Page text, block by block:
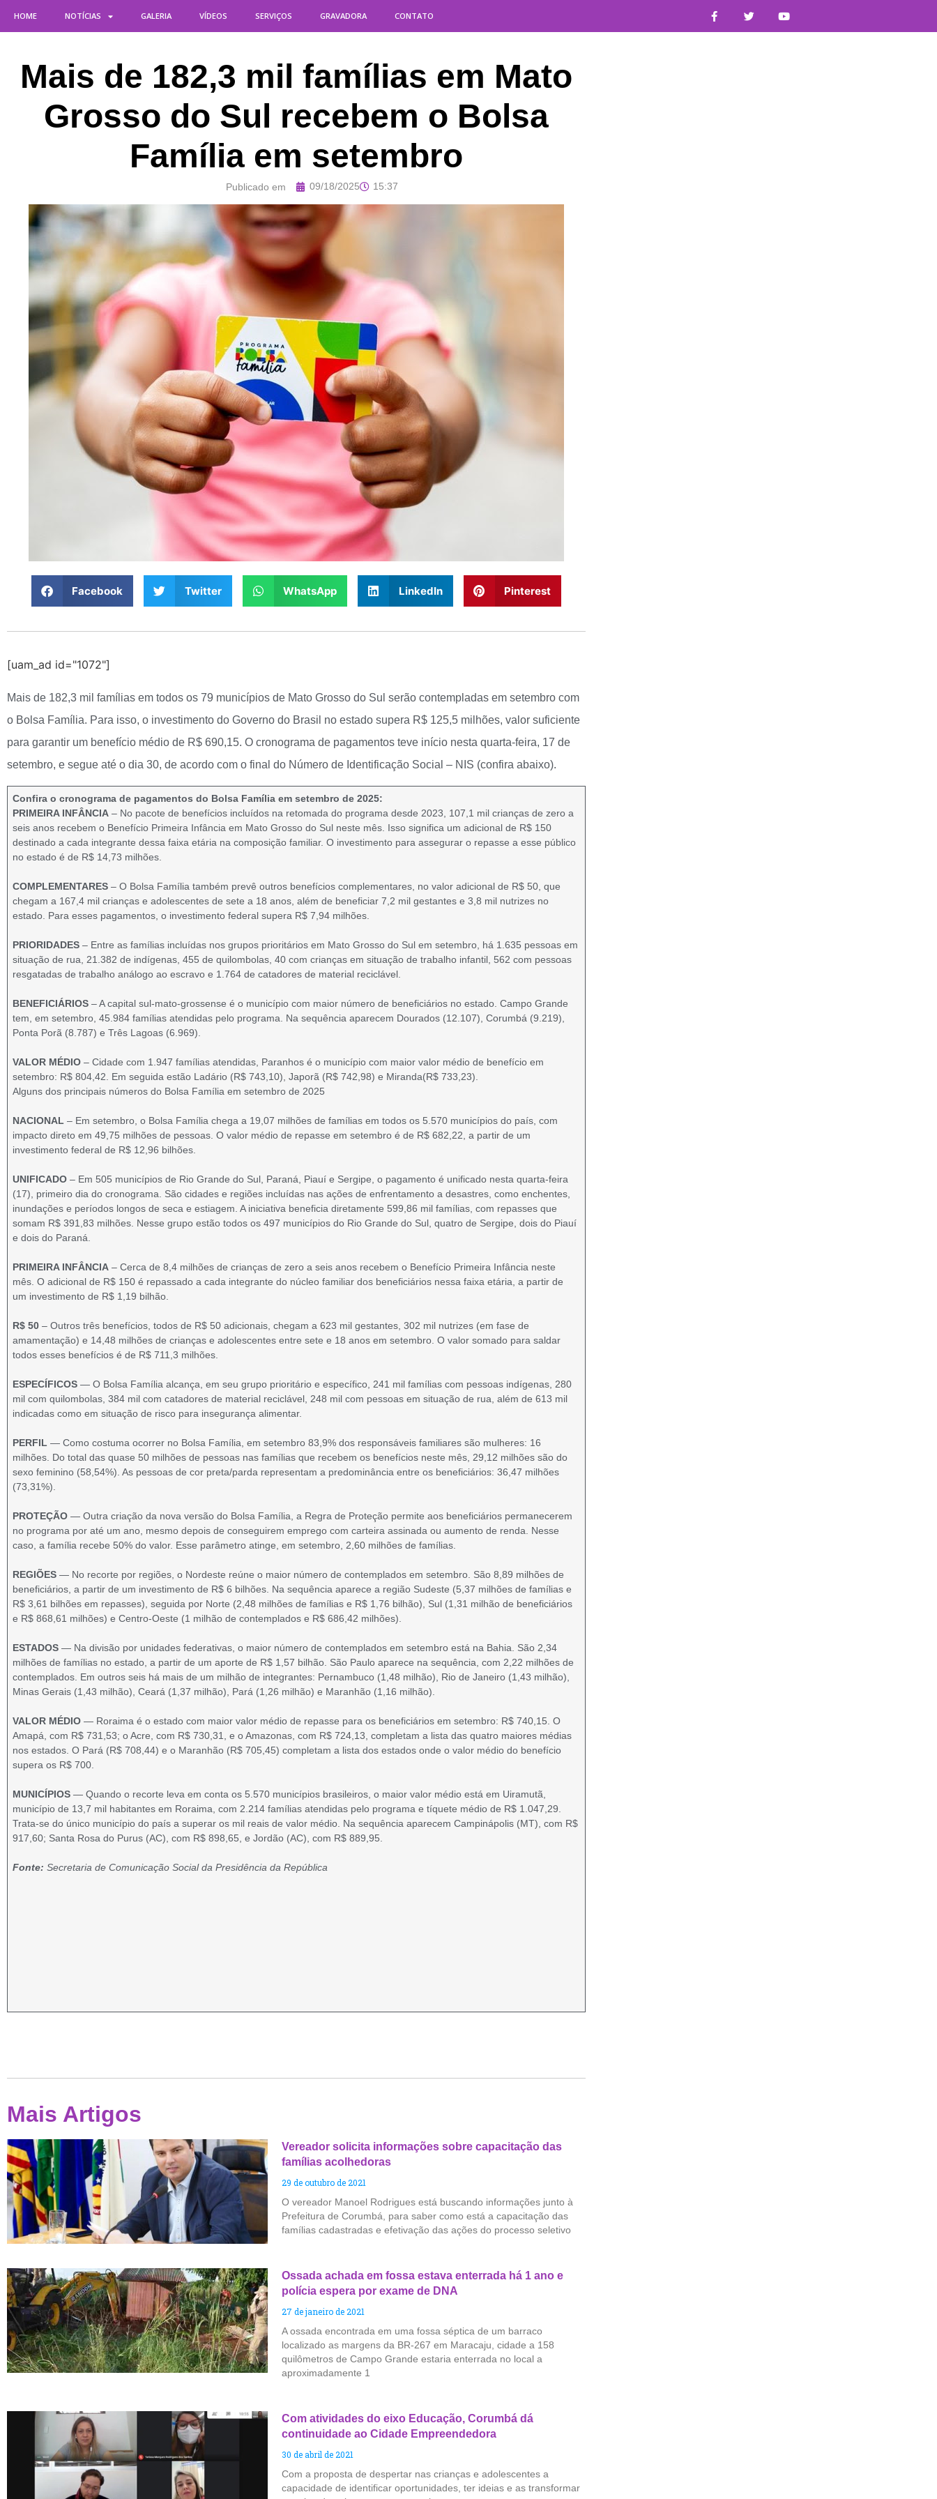
HOME NOTÍCIAS GALERIA VÍDEOS SERVIÇOS GRAVADORA CONTATO
Mais de 182,3 mil famílias em Mato
Grosso do Sul recebem o Bolsa
Família em setembro
Publicado em 09/18/2025 15:37
Facebook Twitter WhatsApp LinkedIn Pinterest
[uam_ad id="1072"]
Mais de 182,3 mil famílias em todos os 79 municípios de Mato Grosso do Sul serão contempladas em setembro com
o Bolsa Família. Para isso, o investimento do Governo do Brasil no estado supera R$ 125,5 milhões, valor suficiente
para garantir um benefício médio de R$ 690,15. O cronograma de pagamentos teve início nesta quarta-feira, 17 de
setembro, e segue até o dia 30, de acordo com o final do Número de Identificação Social – NIS (confira abaixo).
Confira o cronograma de pagamentos do Bolsa Família em setembro de 2025:
PRIMEIRA INFÂNCIA – No pacote de benefícios incluídos na retomada do programa desde 2023, 107,1 mil crianças de zero a
seis anos recebem o Benefício Primeira Infância em Mato Grosso do Sul neste mês. Isso significa um adicional de R$ 150
destinado a cada integrante dessa faixa etária na composição familiar. O investimento para assegurar o repasse a esse público
no estado é de R$ 14,73 milhões.
COMPLEMENTARES – O Bolsa Família também prevê outros benefícios complementares, no valor adicional de R$ 50, que
chegam a 167,4 mil crianças e adolescentes de sete a 18 anos, além de beneficiar 7,2 mil gestantes e 3,8 mil nutrizes no
estado. Para esses pagamentos, o investimento federal supera R$ 7,94 milhões.
PRIORIDADES – Entre as famílias incluídas nos grupos prioritários em Mato Grosso do Sul em setembro, há 1.635 pessoas em
situação de rua, 21.382 de indígenas, 455 de quilombolas, 40 com crianças em situação de trabalho infantil, 562 com pessoas
resgatadas de trabalho análogo ao escravo e 1.764 de catadores de material reciclável.
BENEFICIÁRIOS – A capital sul-mato-grossense é o município com maior número de beneficiários no estado. Campo Grande
tem, em setembro, 45.984 famílias atendidas pelo programa. Na sequência aparecem Dourados (12.107), Corumbá (9.219),
Ponta Porã (8.787) e Três Lagoas (6.969).
VALOR MÉDIO – Cidade com 1.947 famílias atendidas, Paranhos é o município com maior valor médio de benefício em
setembro: R$ 804,42. Em seguida estão Ladário (R$ 743,10), Japorã (R$ 742,98) e Miranda(R$ 733,23).
Alguns dos principais números do Bolsa Família em setembro de 2025
NACIONAL – Em setembro, o Bolsa Família chega a 19,07 milhões de famílias em todos os 5.570 municípios do país, com
impacto direto em 49,75 milhões de pessoas. O valor médio de repasse em setembro é de R$ 682,22, a partir de um
investimento federal de R$ 12,96 bilhões.
UNIFICADO – Em 505 municípios de Rio Grande do Sul, Paraná, Piauí e Sergipe, o pagamento é unificado nesta quarta-feira
(17), primeiro dia do cronograma. São cidades e regiões incluídas nas ações de enfrentamento a desastres, como enchentes,
inundações e períodos longos de seca e estiagem. A iniciativa beneficia diretamente 599,86 mil famílias, com repasses que
somam R$ 391,83 milhões. Nesse grupo estão todos os 497 municípios do Rio Grande do Sul, quatro de Sergipe, dois do Piauí
e dois do Paraná.
PRIMEIRA INFÂNCIA – Cerca de 8,4 milhões de crianças de zero a seis anos recebem o Benefício Primeira Infância neste
mês. O adicional de R$ 150 é repassado a cada integrante do núcleo familiar dos beneficiários nessa faixa etária, a partir de
um investimento de R$ 1,19 bilhão.
R$ 50 – Outros três benefícios, todos de R$ 50 adicionais, chegam a 623 mil gestantes, 302 mil nutrizes (em fase de
amamentação) e 14,48 milhões de crianças e adolescentes entre sete e 18 anos em setembro. O valor somado para saldar
todos esses benefícios é de R$ 711,3 milhões.
ESPECÍFICOS — O Bolsa Família alcança, em seu grupo prioritário e específico, 241 mil famílias com pessoas indígenas, 280
mil com quilombolas, 384 mil com catadores de material reciclável, 248 mil com pessoas em situação de rua, além de 613 mil
indicadas como em situação de risco para insegurança alimentar.
PERFIL — Como costuma ocorrer no Bolsa Família, em setembro 83,9% dos responsáveis familiares são mulheres: 16
milhões. Do total das quase 50 milhões de pessoas nas famílias que recebem os benefícios neste mês, 29,12 milhões são do
sexo feminino (58,54%). As pessoas de cor preta/parda representam a predominância entre os beneficiários: 36,47 milhões
(73,31%).
PROTEÇÃO — Outra criação da nova versão do Bolsa Família, a Regra de Proteção permite aos beneficiários permanecerem
no programa por até um ano, mesmo depois de conseguirem emprego com carteira assinada ou aumento de renda. Nesse
caso, a família recebe 50% do valor. Esse parâmetro atinge, em setembro, 2,60 milhões de famílias.
REGIÕES — No recorte por regiões, o Nordeste reúne o maior número de contemplados em setembro. São 8,89 milhões de
beneficiários, a partir de um investimento de R$ 6 bilhões. Na sequência aparece a região Sudeste (5,37 milhões de famílias e
R$ 3,61 bilhões em repasses), seguida por Norte (2,48 milhões de famílias e R$ 1,76 bilhão), Sul (1,31 milhão de beneficiários
e R$ 868,61 milhões) e Centro-Oeste (1 milhão de contemplados e R$ 686,42 milhões).
ESTADOS — Na divisão por unidades federativas, o maior número de contemplados em setembro está na Bahia. São 2,34
milhões de famílias no estado, a partir de um aporte de R$ 1,57 bilhão. São Paulo aparece na sequência, com 2,22 milhões de
contemplados. Em outros seis há mais de um milhão de integrantes: Pernambuco (1,48 milhão), Rio de Janeiro (1,43 milhão),
Minas Gerais (1,43 milhão), Ceará (1,37 milhão), Pará (1,26 milhão) e Maranhão (1,16 milhão).
VALOR MÉDIO — Roraima é o estado com maior valor médio de repasse para os beneficiários em setembro: R$ 740,15. O
Amapá, com R$ 731,53; o Acre, com R$ 730,31, e o Amazonas, com R$ 724,13, completam a lista das quatro maiores médias
nos estados. O Pará (R$ 708,44) e o Maranhão (R$ 705,45) completam a lista dos estados onde o valor médio do benefício
supera os R$ 700.
MUNICÍPIOS — Quando o recorte leva em conta os 5.570 municípios brasileiros, o maior valor médio está em Uiramutã,
município de 13,7 mil habitantes em Roraima, com 2.214 famílias atendidas pelo programa e tíquete médio de R$ 1.047,29.
Trata-se do único município do país a superar os mil reais de valor médio. Na sequência aparecem Campinápolis (MT), com R$
917,60; Santa Rosa do Purus (AC), com R$ 898,65, e Jordão (AC), com R$ 889,95.
Fonte: Secretaria de Comunicação Social da Presidência da República
Mais Artigos
Vereador solicita informações sobre capacitação das
famílias acolhedoras
29 de outubro de 2021
O vereador Manoel Rodrigues está buscando informações junto à
Prefeitura de Corumbá, para saber como está a capacitação das
famílias cadastradas e efetivação das ações do processo seletivo
Ossada achada em fossa estava enterrada há 1 ano e
polícia espera por exame de DNA
27 de janeiro de 2021
A ossada encontrada em uma fossa séptica de um barraco
localizado as margens da BR-267 em Maracaju, cidade a 158
quilômetros de Campo Grande estaria enterrada no local a
aproximadamente 1
Com atividades do eixo Educação, Corumbá dá
continuidade ao Cidade Empreendedora
30 de abril de 2021
Com a proposta de despertar nas crianças e adolescentes a
capacidade de identificar oportunidades, ter ideias e as transformar